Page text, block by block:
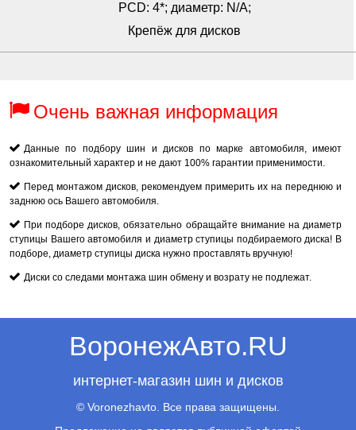
PCD: 4*; диаметр: N/A;
Крепёж для дисков
Очень важная информация
Данные по подбору шин и дисков по марке автомобиля, имеют
ознакомительный характер и не дают 100% гарантии применимости.
Перед монтажом дисков, рекомендуем примерить их на переднюю и
заднюю ось Вашего автомобиля.
При подборе дисков, обязательно обращайте внимание на диаметр
ступицы Вашего автомобиля и диаметр ступицы подбираемого диска! В
подборе, диаметр ступицы диска нужно проставлять вручную!
Диски со следами монтажа шин обмену и возрату не подлежат.
ВоронежАвто.RU
интернет-магазин шин и дисков
© Voronezhavto. Все права защищены.